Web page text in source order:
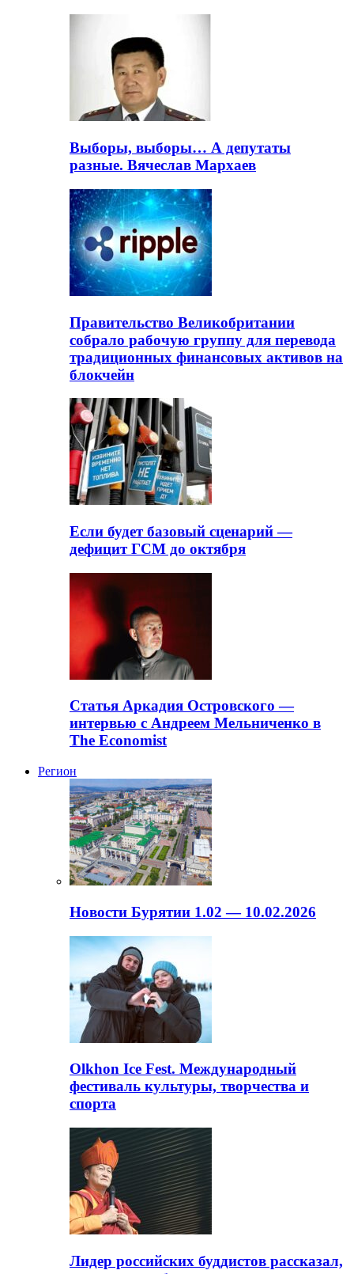
Выборы, выборы… А депутаты
разные. Вячеслав Мархаев
Правительство Великобритании
собрало рабочую группу для перевода
традиционных финансовых активов на
блокчейн
Если будет базовый сценарий —
дефицит ГСМ до октября
Статья Аркадия Островского —
интервью с Андреем Мельниченко в
The Economist
Регион
Новости Бурятии 1.02 — 10.02.2026
Olkhon Ice Fest. Международный
фестиваль культуры, творчества и
спорта
Лидер российских буддистов рассказал,